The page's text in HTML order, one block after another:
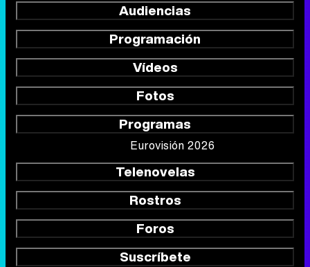
Audiencias
Programación
Vídeos
Fotos
Programas
Eurovisión 2026
Telenovelas
Rostros
Foros
Suscríbete